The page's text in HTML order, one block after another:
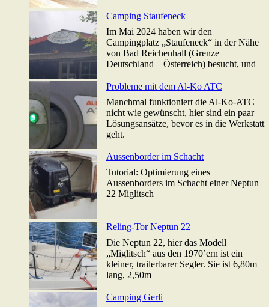
Camping Staufeneck
Im Mai 2024 haben wir den
Campingplatz „Staufeneck“ in der Nähe
von Bad Reichenhall (Grenze
Deutschland – Österreich) besucht, und
Probleme mit dem Al-Ko ATC
Manchmal funktioniert die Al-Ko-ATC
nicht wie gewünscht, hier sind ein paar
Lösungsansätze, bevor es in die Werkstatt
geht.
Aussenborder im Schacht
Tutorial: Optimierung eines
Aussenborders im Schacht einer Neptun
22 Miglitsch
Reling-Tor Neptun 22
Die Neptun 22, hier das Modell
„Miglitsch“ aus den 1970’ern ist ein
kleiner, trailerbarer Segler. Sie ist 6,80m
lang, 2,50m
Camping Gerli